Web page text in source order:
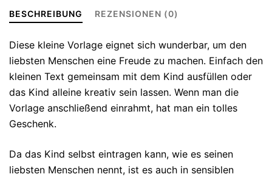
BESCHREIBUNG REZENSIONEN (0)
Diese kleine Vorlage eignet sich wunderbar, um den
liebsten Menschen eine Freude zu machen. Einfach den
kleinen Text gemeinsam mit dem Kind ausfüllen oder
das Kind alleine kreativ sein lassen. Wenn man die
Vorlage anschließend einrahmt, hat man ein tolles
Geschenk.
Da das Kind selbst eintragen kann, wie es seinen
liebsten Menschen nennt, ist es auch in sensiblen